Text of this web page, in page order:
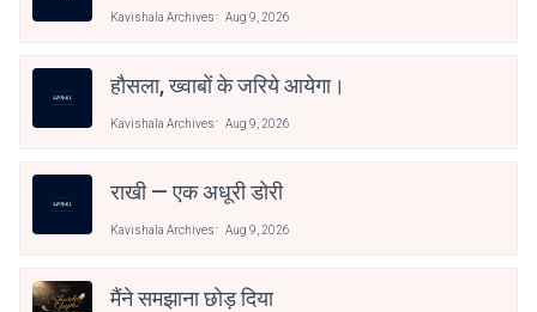
Kavishala Archives Aug 9, 2026
हौसला, ख्वाबों के जरिये आयेगा।
Kavishala Archives Aug 9, 2026
राखी — एक अधूरी डोरी
Kavishala Archives Aug 9, 2026
मैंने समझाना छोड़ दिया